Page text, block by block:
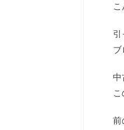
引
ブ
中
前